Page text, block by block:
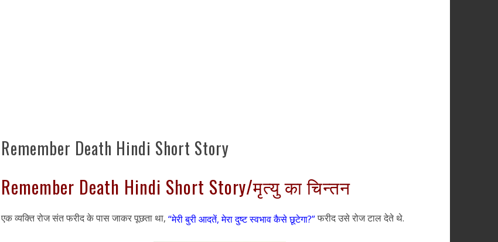
Remember Death Hindi Short Story
Remember Death Hindi Short Story/मृत्यु का चिन्तन
एक व्यक्ति रोज संत फरीद के पास जाकर पूछता था, “मेरी बुरी आदतें, मेरा दुष्ट स्वभाव कैसे छूटेगा?”फरीद उसे रोज टाल देते थे.